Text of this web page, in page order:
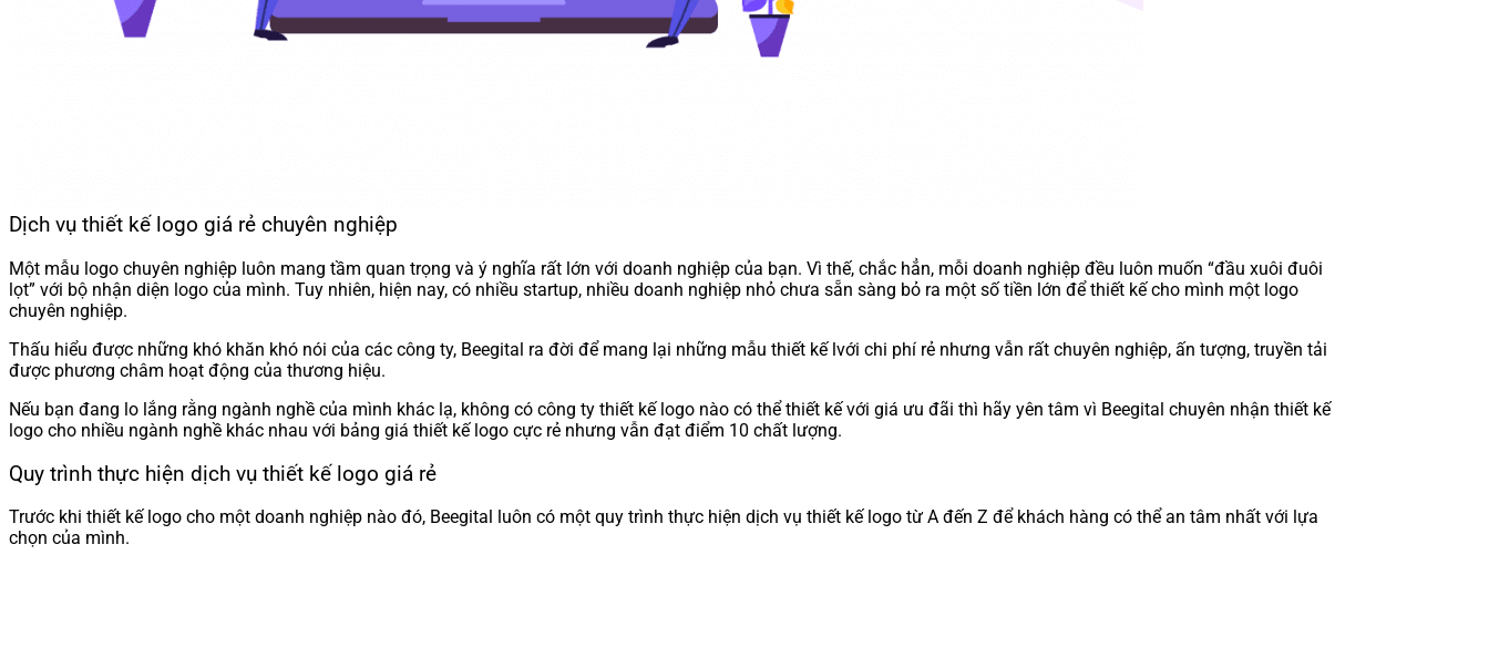
Dịch vụ thiết kế logo giá rẻ chuyên nghiệp
Một mẫu logo chuyên nghiệp luôn mang tầm quan trọng và ý nghĩa rất lớn với doanh nghiệp của bạn. Vì thế, chắc hẳn, mỗi doanh nghiệp đều luôn muốn “đầu xuôi đuôi
lọt” với bộ nhận diện logo của mình. Tuy nhiên, hiện nay, có nhiều startup, nhiều doanh nghiệp nhỏ chưa sẵn sàng bỏ ra một số tiền lớn để thiết kế cho mình một logo
chuyên nghiệp.
Thấu hiểu được những khó khăn khó nói của các công ty, Beegital ra đời để mang lại những mẫu thiết kế lvới chi phí rẻ nhưng vẫn rất chuyên nghiệp, ấn tượng, truyền tải
được phương châm hoạt động của thương hiệu.
Nếu bạn đang lo lắng rằng ngành nghề của mình khác lạ, không có công ty thiết kế logo nào có thể thiết kế với giá ưu đãi thì hãy yên tâm vì Beegital chuyên nhận thiết kế
logo cho nhiều ngành nghề khác nhau với bảng giá thiết kế logo cực rẻ nhưng vẫn đạt điểm 10 chất lượng.
Quy trình thực hiện dịch vụ thiết kế logo giá rẻ
Trước khi thiết kế logo cho một doanh nghiệp nào đó, Beegital luôn có một quy trình thực hiện dịch vụ thiết kế logo từ A đến Z để khách hàng có thể an tâm nhất với lựa
chọn của mình.